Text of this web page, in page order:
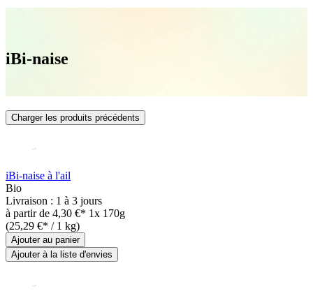
iBi-naise
Charger les produits précédents
iBi-naise à l'ail
Bio
Livraison : 1 à 3 jours
à partir de 4,30 €* 1x 170g
(25,29 €* / 1 kg)
Ajouter au panier
Ajouter à la liste d'envies